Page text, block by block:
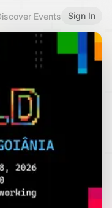
Events Sign In